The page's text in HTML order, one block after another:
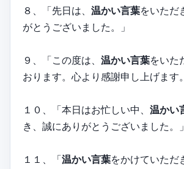
８、「先日は、 温かい言葉をいただ
がとうございました。」
９、「この度は、 温かい言葉をいた
おります。心より感謝申し上げます
１０、「本日はお忙しい中、 温かい
き、誠にありがとうございました。」
１１、「温かい言葉をかけていただ